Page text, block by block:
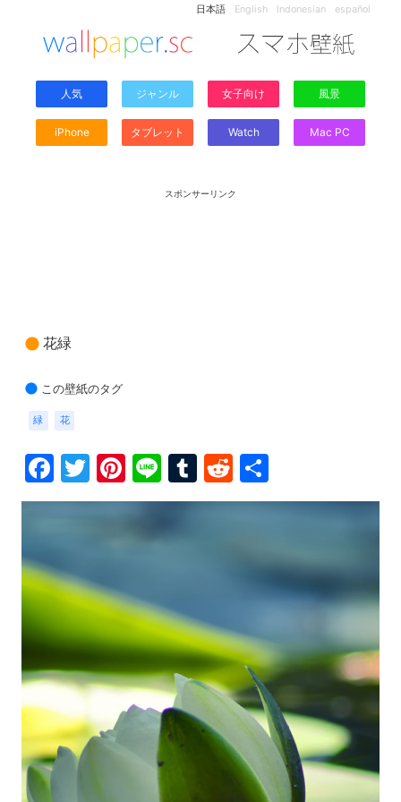
日本語 English Indonesian español
人気 ジャンル 女子向け 風景
iPhone タブレット Watch Mac PC
スポンサーリンク
花緑
この壁紙のタグ
緑 花
Facebook
Twitter
Pinterest
LineTumblr
Reddit
有